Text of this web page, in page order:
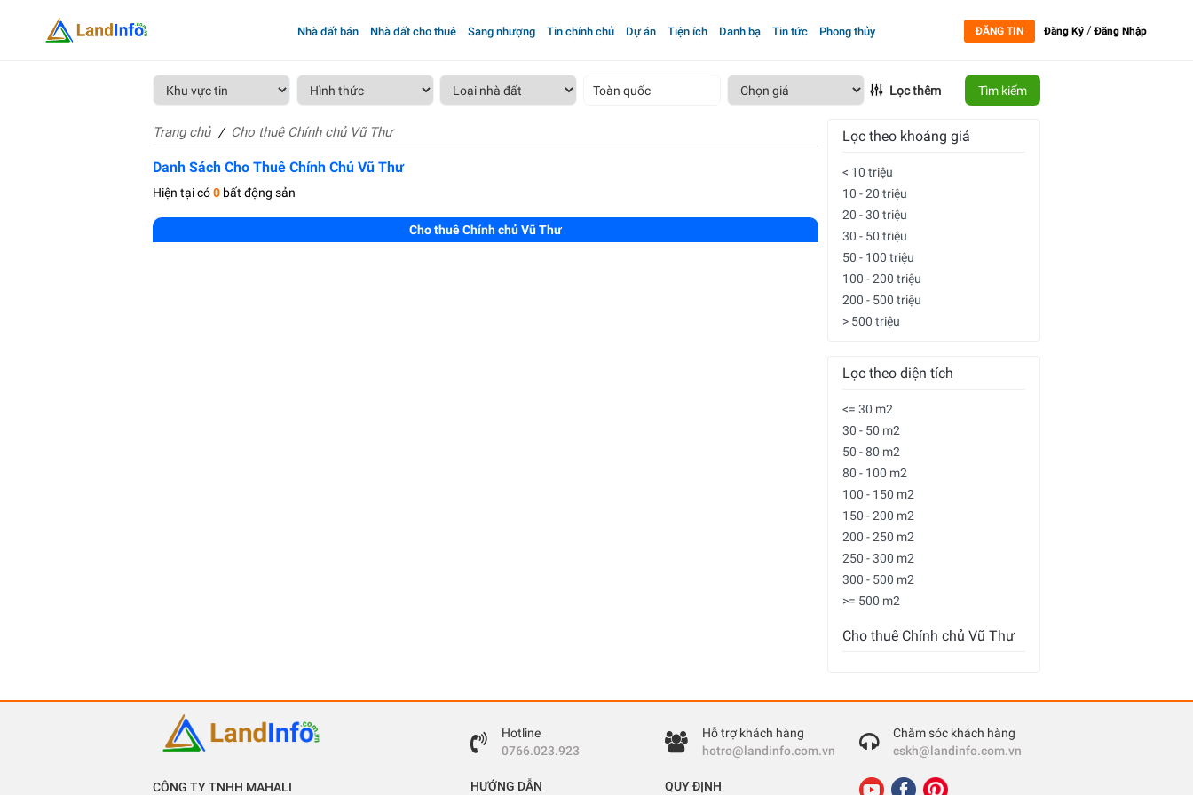
Nhà đất bán Nhà đất cho thuê Sang nhượng Tin chính chủ Dự án Tiện ích Danh bạ Tin tức Phong thủy ĐĂNG TIN Đăng Ký /Đăng Nhập
Toàn quốc Lọc thêm Tìm kiếm
Trang chủ Cho thuê Chính chủ Vũ Thư
Danh Sách Cho Thuê Chính Chủ Vũ Thư
Hiện tại có0 bất động sản
Cho thuê Chính chủ Vũ Thư
Lọc theo khoảng giá
< 10 triệu
10 - 20 triệu
20 - 30 triệu
30 - 50 triệu
50 - 100 triệu
100 - 200 triệu
200 - 500 triệu
> 500 triệu
Lọc theo diện tích
<= 30 m2
30 - 50 m2
50 - 80 m2
80 - 100 m2
100 - 150 m2
150 - 200 m2
200 - 250 m2
250 - 300 m2
300 - 500 m2
>= 500 m2
Cho thuê Chính chủ Vũ Thư
CÔNG TY TNHH MAHALI
Hotline
0766.023.923
Hỗ trợ khách hàng
hotro@landinfo.com.vn
Chăm sóc khách hàng
cskh@landinfo.com.vn
HƯỚNG DẪN QUY ĐỊNH